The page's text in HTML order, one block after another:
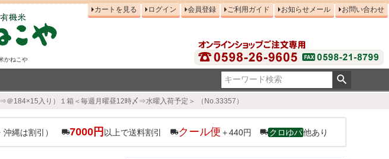
かねこや
カートを見る ログイン 会員登録 ご利用ガイド お知らせメール お問い合わせ
184×15入り）１箱＜毎週月曜昼12時〆⇒水曜入荷予定＞ （No.33357）
沖縄は割引） 7000円 以上で送料割引 クール便 ＋440円 クロゆパ他あり